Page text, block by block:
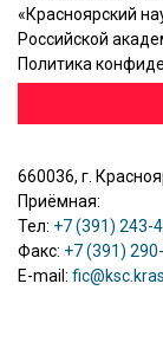
«Красноярский
Российской
Политика
660036, г.
Приёмная:
Тел: +7 (391) 243-
Факс: +7 (391)
E-mail: